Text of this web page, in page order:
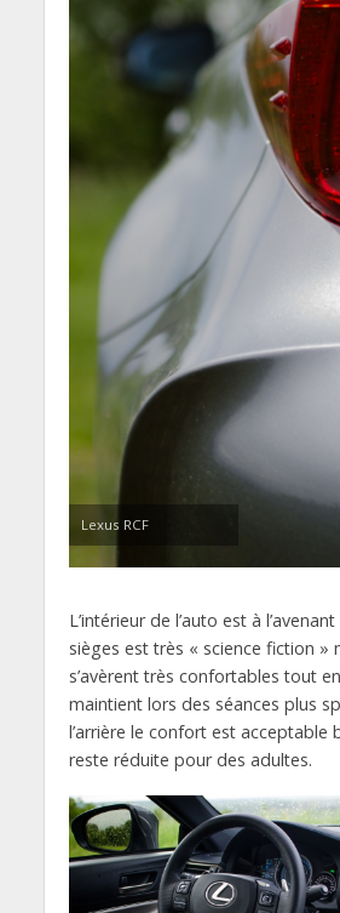
Lexus RCF
L’intérieur de l’auto est à
sièges est très « science fiction »
s’avèrent très confortables tout
maintient lors des séances plus
l’arrière le confort est acceptable
reste réduite pour des adultes.